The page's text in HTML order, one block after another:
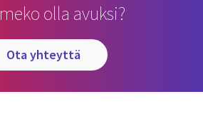
olla avuksi?
ota yhteyttä